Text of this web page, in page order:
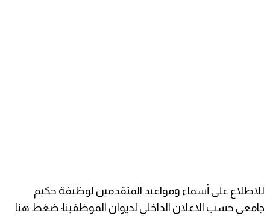
للاطلاع على أسماء ومواعيد المتقدمين لوظيفة حكيم
جامعي حسب الاعلان الداخلي لديوان الموظفينا: ضغط هنا